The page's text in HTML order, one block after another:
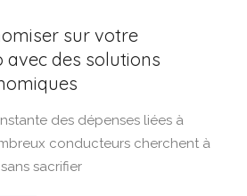
sur votre
des solutions
des dépenses liées à
conducteurs cherchent à
sacrifier